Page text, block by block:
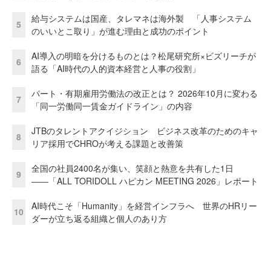
5
給与システムは国産、タレマネは海外製 「人事システム
のいいとこ取り」が進む理由と成功のポイント
6
AI導入の明暗を分けるものとは？松尾研究所×ビズリーチが
語る「AI時代の人的資本経営と人事の役割」
7
パート・有期雇用労働法の改正とは？ 2026年10月に変わる
「同一労働同一賃金ガイドライン」の内容
8
JTBのタレントアクイジション ビジネス改革のためのキャ
リア採用でCHROが考える課題と改善策
9
全国の社員2400名が集い、笑顔と熱意を共有した1日
――「ALL TORIDOLL ハピカン MEETING 2026」レポート
10
AI時代こそ「Humanity」を経営インフラへ 世界のHRリー
ダーが立ち返る組織と個人のあり方